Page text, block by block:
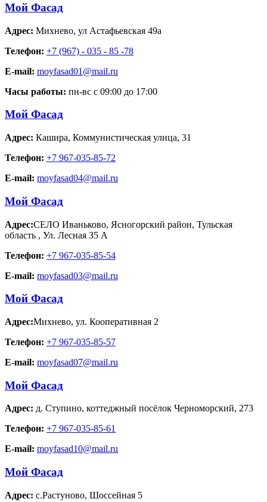
Мой Фасад
Адрес: Михнево, ул Астафьевская 49а
Телефон: +7 (967) - 035 - 85 -78
E-mail: moyfasad01@mail.ru
Часы работы: пн-вс с 09:00 до 17:00
Мой Фасад
Адрес: Кашира, Коммунистическая улица, 31
Телефон: +7 967-035-85-72
E-mail: moyfasad04@mail.ru
Мой Фасад
Адрес:СЕЛО Иваньково, Ясногорский район, Тульская
область , Ул. Лесная 35 А
Телефон: +7 967-035-85-54
E-mail: moyfasad03@mail.ru
Мой Фасад
Адрес:Михнево, ул. Кооперативная 2
Телефон: +7 967-035-85-57
E-mail: moyfasad07@mail.ru
Мой Фасад
Адрес: д. Ступино, коттеджный посёлок Черноморский, 273
Телефон: +7 967-035-85-61
E-mail: moyfasad10@mail.ru
Мой Фасад
Адрес: с.Растуново, Шоссейная 5